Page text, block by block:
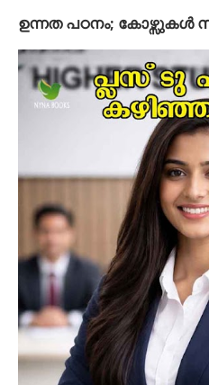
ഉന്നത പഠനം; കോഴ്സുകള്‍